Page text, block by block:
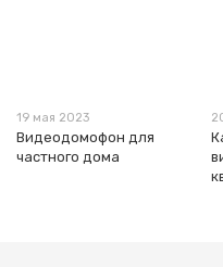
19 мая 2023
Видеодомофон для
частного дома